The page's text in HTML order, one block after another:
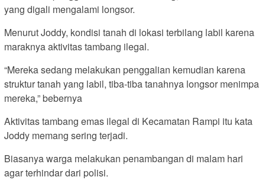
yang digali mengalami longsor.
Menurut Joddy, kondisi tanah di lokasi terbilang labil karena
maraknya aktivitas tambang ilegal.
“Mereka sedang melakukan penggalian kemudian karena
struktur tanah yang labil, tiba-tiba tanahnya longsor menimpa
mereka,” bebernya
Aktivitas tambang emas ilegal di Kecamatan Rampi itu kata
Joddy memang sering terjadi.
Biasanya warga melakukan penambangan di malam hari
agar terhindar dari polisi.